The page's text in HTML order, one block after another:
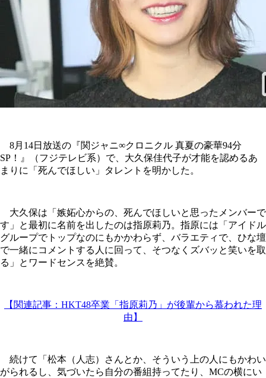
8月14日放送の『関ジャニ∞クロニクル 真夏の豪華94分
SP！』（フジテレビ系）で、大久保佳代子が才能を認めるあ
まりに「死んでほしい」タレントを明かした。
大久保は「嫉妬心からの、死んでほしいと思ったメンバーで
す」と最初に名前を出したのは指原莉乃。指原には「アイドル
グループでトップなのにもかかわらず、バラエティで、ひな壇
で一緒にコメントする人に回って、そつなくズバッと笑いを取
る」とワードセンスを絶賛。
【関連記事：HKT48卒業「指原莉乃」が後輩から慕われた理
由】
続けて「松本（人志）さんとか、そういう上の人にもかわい
がられるし、気づいたら自分の番組持ってたり、MCの横にい